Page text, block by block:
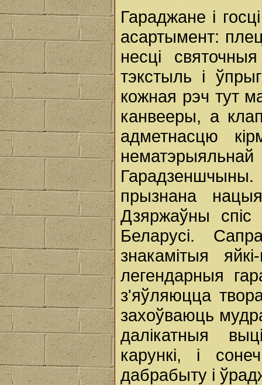
Гараджане і
асартымент:
несці
тэкстыль і
кожная рэч тут
канвееры, а
адметнасцю
прызнана
Дзяржаўны спіс
Беларусі.
знакамітыя
легендарныя
з'яўляюцца
захоўваюць
далікатныя
карункі, і
дабрабыту і